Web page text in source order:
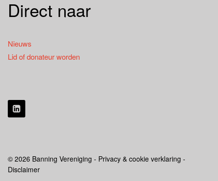
Direct naar
Nieuws
Lid of donateur worden
© 2026 Banning Vereniging - Privacy & cookie verklaring -
Disclaimer